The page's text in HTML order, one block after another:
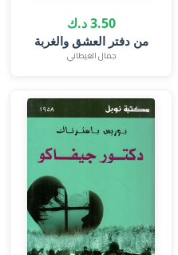
3.50 د.ك
‎من دفتر العشق والغربة‎
جمال الغيطاني